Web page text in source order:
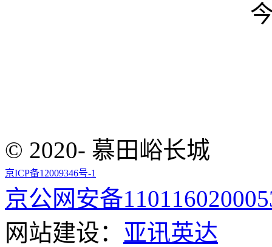
© 2020- 慕田峪长城
京ICP备12009346号-1
京公网安备
网站建设： 亚讯英达